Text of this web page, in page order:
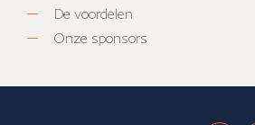
De voordelen
Onze sponsors